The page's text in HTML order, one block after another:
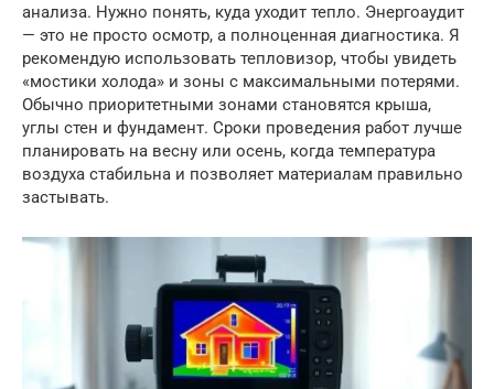
анализа. Нужно понять, куда уходит тепло. Энергоаудит
— это не просто осмотр, а полноценная диагностика. Я
рекомендую использовать тепловизор, чтобы увидеть
«мостики холода» и зоны с максимальными потерями.
Обычно приоритетными зонами становятся крыша,
углы стен и фундамент. Сроки проведения работ лучше
планировать на весну или осень, когда температура
воздуха стабильна и позволяет материалам правильно
застывать.